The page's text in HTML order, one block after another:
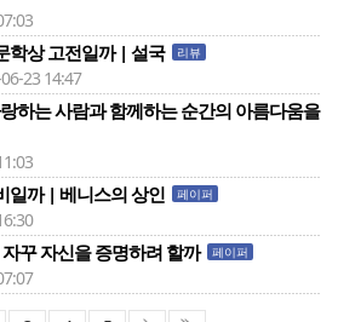
학상 고전일까 | 설국 리뷰
23 14:47
하는 사람과 함께하는 순간의 아름다움을
일까 | 베니스의 상인 페이퍼
꾸 자신을 증명하려 할까 페이퍼